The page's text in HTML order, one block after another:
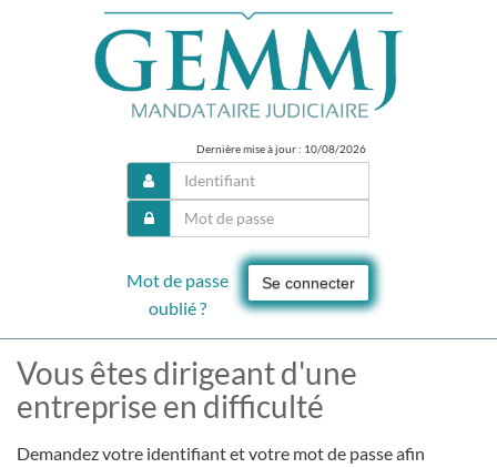
Dernière mise à jour : 10/08/2026
Se connecter
Mot de passe
oublié ?
Vous êtes dirigeant d'une
entreprise en difficulté
Demandez votre identifiant et votre mot de passe afin